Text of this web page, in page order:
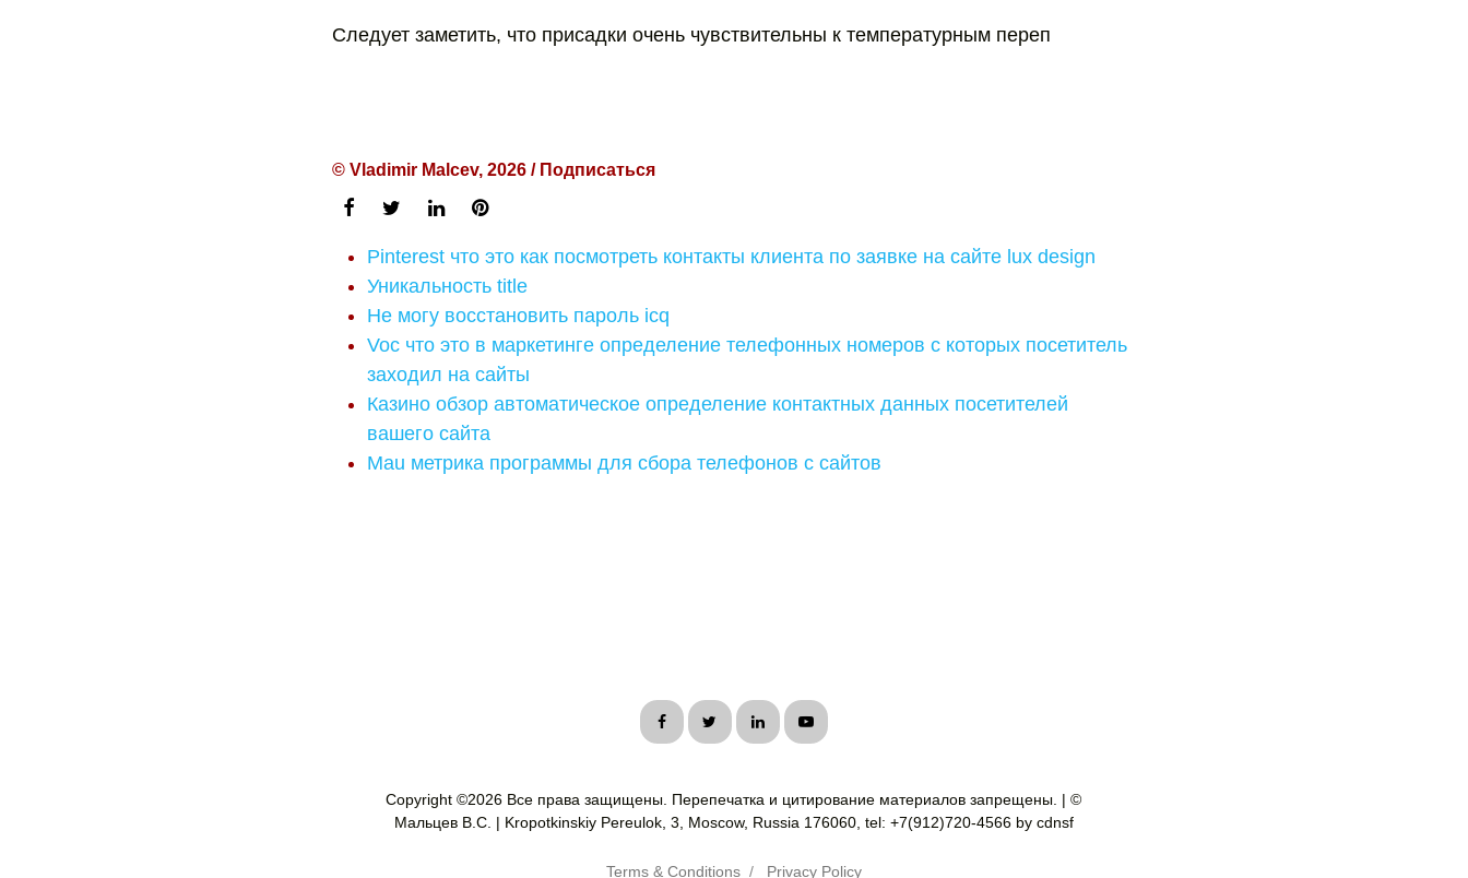
Следует заметить, что присадки очень чувствительны к температурным переп
© Vladimir Malcev, 2026 / Подписаться
Pinterest что это как посмотреть контакты клиента по заявке на сайте lux design
Уникальность title
Не могу восстановить пароль icq
Voc что это в маркетинге определение телефонных номеров с которых посетитель
заходил на сайты
Казино обзор автоматическое определение контактных данных посетителей
вашего сайта
Mau метрика программы для сбора телефонов с сайтов
Copyright ©2026 Все права защищены. Перепечатка и цитирование материалов запрещены. | ©
Мальцев В.С. | Kropotkinskiy Pereulok, 3, Moscow, Russia 176060, tel: +7(912)720-4566 by cdnsf
Terms & Conditions / Privacy Policy